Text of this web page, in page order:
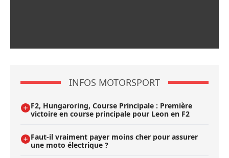
INFOS MOTORSPORT
F2, Hungaroring, Course Principale : Première
victoire en course principale pour Leon en F2
Faut-il vraiment payer moins cher pour assurer
une moto électrique ?